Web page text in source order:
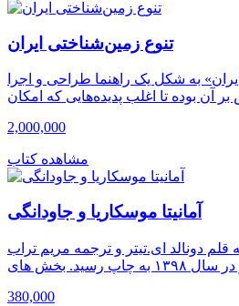
تنوع زمین‌شناختی ایران
به شکل یک راهنما طراحی و اجرا
2,000,000
مشاهده کتاب
آمانیتا موسکاریا و جاودانگی
قلم دونالد ای.تیتر و ترجمه مریم تراب
380,000